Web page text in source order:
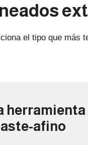
el tipo que más
herramienta
afino